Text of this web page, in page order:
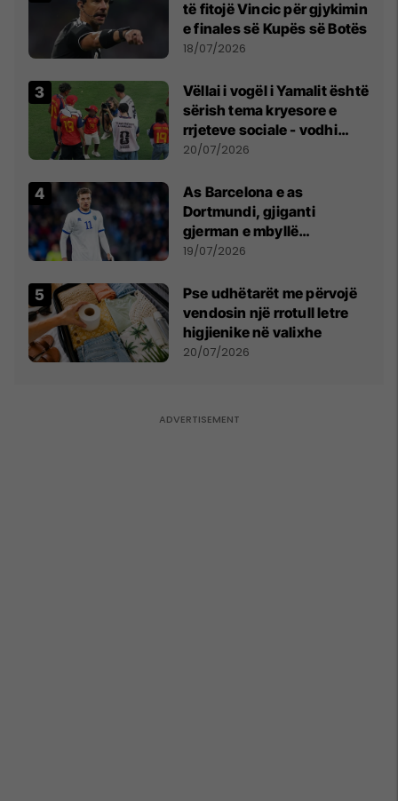
të fitojë Vincic për gjykimin
e finales së Kupës së Botës
18/07/2026
Vëllai i vogël i Yamalit është
sërish tema kryesore e
rrjeteve sociale - vodhi
vëmendjen pas finales së
20/07/2026
As Barcelona e as
Dortmundi, gjiganti
gjerman e mbyllë
marrëveshjen për Fisnik
19/07/2026
Pse udhëtarët me përvojë
vendosin një rrotull letre
higjienike në valixhe
20/07/2026